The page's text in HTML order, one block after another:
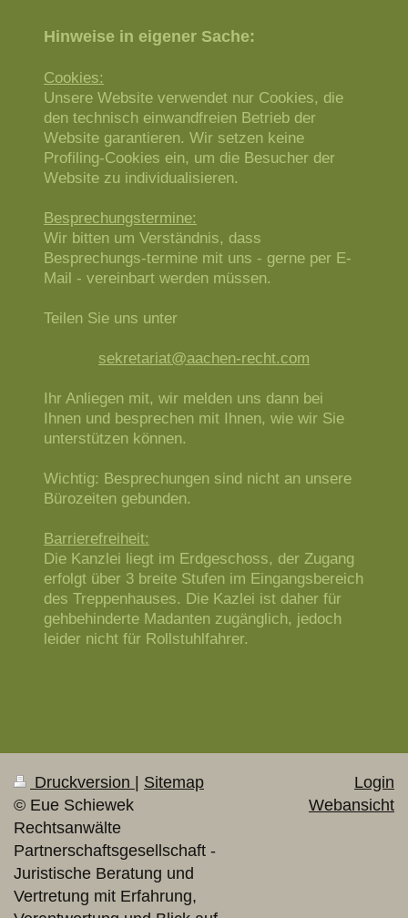
Hinweise in eigener Sache:
Cookies:
Unsere Website verwendet nur Cookies, die
den technisch einwandfreien Betrieb der
Website garantieren. Wir setzen keine
Profiling-Cookies ein, um die Besucher der
Website zu individualisieren.
Besprechungstermine:
Wir bitten um Verständnis, dass
Besprechungs-termine mit uns - gerne per E-
Mail - vereinbart werden müssen.
Teilen Sie uns unter
sekretariat@aachen-recht.com
Ihr Anliegen mit, wir melden uns dann bei
Ihnen und besprechen mit Ihnen, wie wir Sie
unterstützen können.
Wichtig: Besprechungen sind nicht an unsere
Bürozeiten gebunden.
Barrierefreiheit:
Die Kanzlei liegt im Erdgeschoss, der Zugang
erfolgt über 3 breite Stufen im Eingangsbereich
des Treppenhauses. Die Kazlei ist daher für
gehbehinderte Madanten zugänglich, jedoch
leider nicht für Rollstuhlfahrer.
Druckversion
Sitemap
© Eue Schiewek
Rechtsanwälte
Partnerschaftsgesellschaft -
Juristische Beratung und
Vertretung mit Erfahrung,
Login
Webansicht